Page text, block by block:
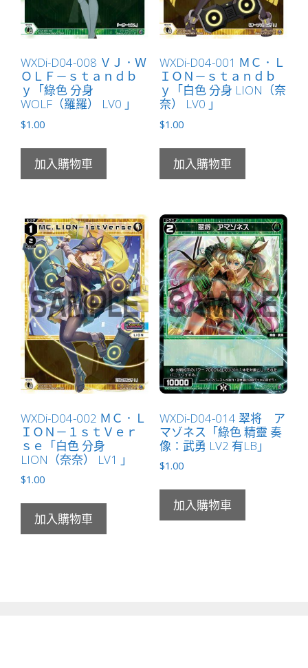
LV1
無
LB」
數
量
WXDi-D04-008 ＶＪ．Ｗ
ＯＬＦ－ｓｔａｎｄｂ
ｙ「綠色 分身
WOLF（羅羅） LV0 」
$1.00
加入購物車
WXDi-D04-001 ＭＣ．Ｌ
ＩＯＮ－ｓｔａｎｄｂ
ｙ「白色 分身 LION（奈
奈） LV0 」
$1.00
加入購物車
WXDi-D04-002 ＭＣ．Ｌ
ＩＯＮ－１ｓｔＶｅｒ
ｓｅ「白色 分身
LION（奈奈） LV1 」
$1.00
加入購物車
WXDi-D04-014 翠将 ア
マゾネス「綠色 精靈 奏
像：武勇 LV2 有LB」
$1.00
加入購物車